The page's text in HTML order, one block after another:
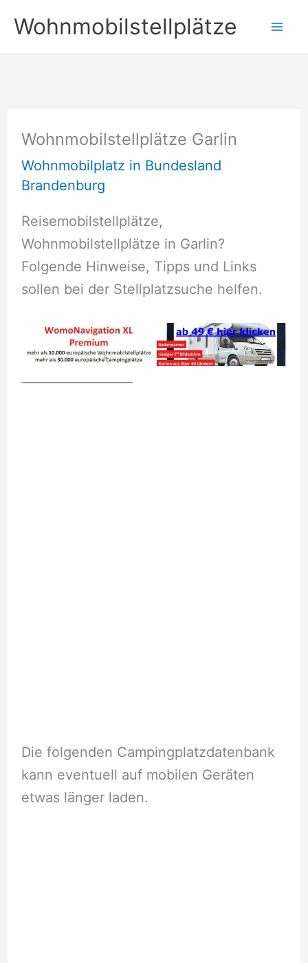
Inhalt
springen
Wohnmobilstellplätze
Wohnmobilstellplätze Garlin
Wohnmobilplatz in Bundesland
Brandenburg
Reisemobilstellplätze,
Wohnmobilstellplätze in Garlin?
Folgende Hinweise, Tipps und Links
sollen bei der Stellplatzsuche helfen.
Die folgenden Campingplatzdatenbank
kann eventuell auf mobilen Geräten
etwas länger laden.